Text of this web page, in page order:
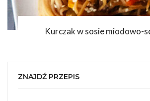
Kurczak w sosie miodowo-
ZNAJDŹ PRZEPIS